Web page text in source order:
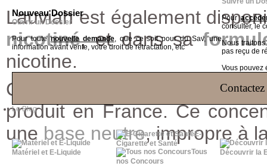
Nouveau Dossier
Ouvrir un Dossier
Pour toutenouvelle demande, que ce soit pour du Sav, une
information avant vente, votre droit de rétractation, etc
Pour
consulter, le
Nous
pas reçu de
Vous pouvez
Le Blog
Matériel et E-Liquide
E-
Cigarette et Santé
Tous
nos Concours
Découvrir la
Lauviah est également
nicotiné, etdans sa
nicotine.
Concentré de la marque
produit en France. Ce
une base neutre, impropre à